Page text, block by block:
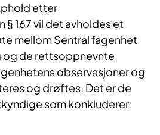
etter
167 vil det avholdes et
mellom Sentral fagenhet
og de rettsoppnevnte
observasjoner og
og drøftes. Det er de
som konkluderer.